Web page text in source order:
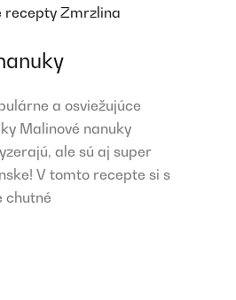
recepty Zmrzlina
a osviežujúce
Malinové nanuky
ale sú aj super
V tomto recepte si s
chutné